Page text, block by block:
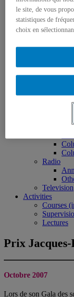
Home
About Yves
Biography
Books
Book
Radio
Television
Activities
Courses
Lectures
Prix Jacques-
Octobre 2007
Lors de son Gala des
le site, de vous
statistiques de
choix en